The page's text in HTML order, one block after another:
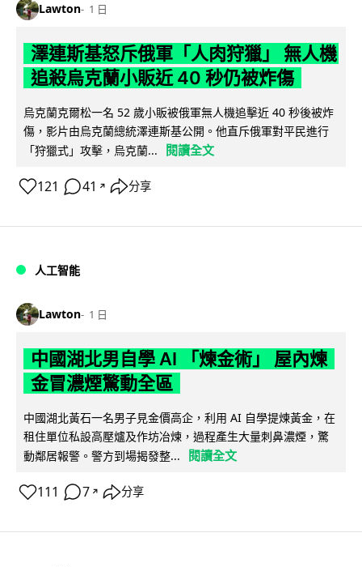
Lawton 1 日
澤連斯基怒斥俄軍「人肉狩獵」 無人機
追殺烏克蘭小販近 40 秒仍被炸傷
烏克蘭克爾松一名 52 歲小販被俄軍無人機追擊近 40 秒後被炸
傷，影片由烏克蘭總統澤連斯基公開。他直斥俄軍對平民進行
「狩獵式」攻擊，烏克蘭...
閱讀全文
121 41 ↗ 分享
人工智能
Lawton 1 日
中國湖北男自學 AI 「煉金術」 屋內煉
金冒濃煙驚動全區
中國湖北黃石一名男子見金價高企，利用 AI 自學提煉黃金，在
租住單位私設高壓爐及作坊冶煉，過程產生大量刺鼻濃煙，驚
動鄰居報警。警方到場揭發整...
閱讀全文
111 7 ↗ 分享